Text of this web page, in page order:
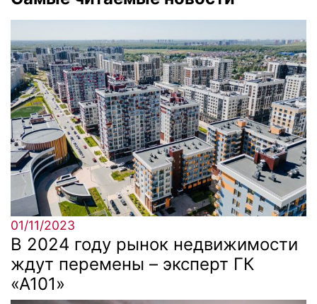
01/11/2023
В 2024 году рынок недвижимости
ждут перемены – эксперт ГК
«А101»